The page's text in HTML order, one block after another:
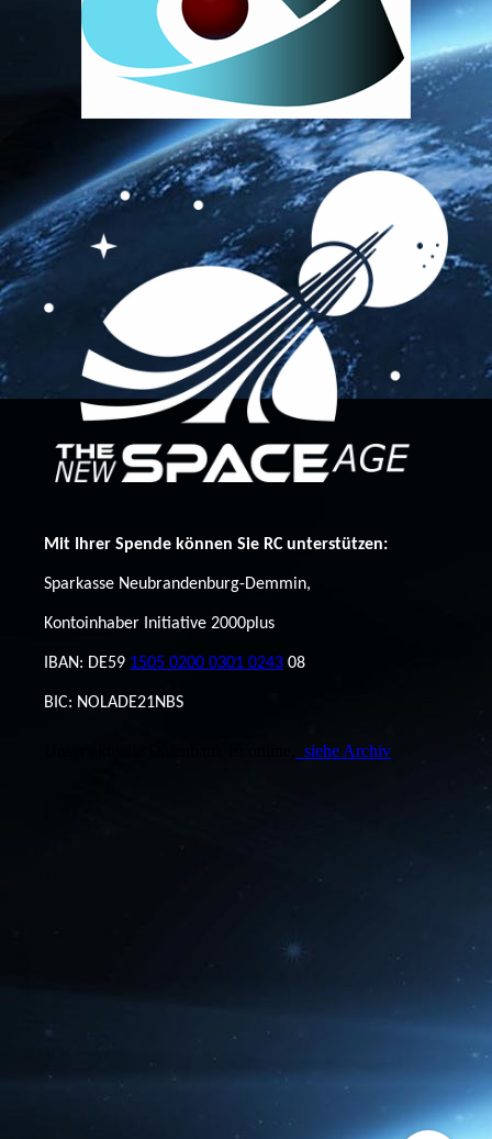
Mit Ihrer Spende können Sie RC unterstützen:
Sparkasse Neubrandenburg-Demmin,
Kontoinhaber Initiative 2000plus
IBAN: DE59 1505 0200 0301 0243 08
BIC: NOLADE21NBS
siehe Archiv